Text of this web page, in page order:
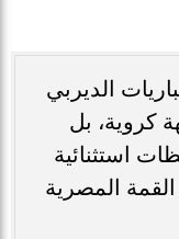
الديربي
كروية، بل
استثنائية
المصرية